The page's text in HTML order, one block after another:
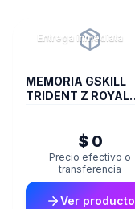
Entrega inmediata
MEMORIA GSKILL
TRIDENT Z ROYAL
$ 0
Precio efectivo o
transferencia
Ver producto